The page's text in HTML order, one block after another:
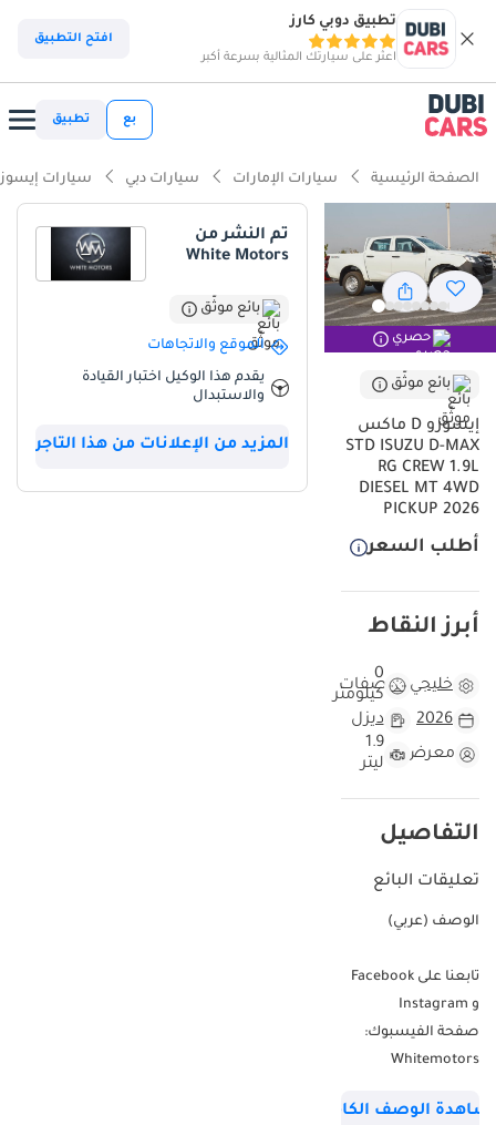
تطبيق دوبي كارز
اعثر على سيارتك المثالية بسرعة أكبر
افتح التطبيق
بع تطبيق
الصفحة الرئيسية سيارات الإمارات سيارات دبي سيارات
حصري
بائع موثّق
إيسوزو D ماكس
STD ISUZU D-MAX
RG CREW 1.9L
DIESEL MT 4WD
PICKUP 2026
أطلب السعر
أبرز النقاط
خليجي مواصفات
0
كيلومتر
2026
ديزل
معرض
1.9
ليتر
التفاصيل
تعليقات البائع
الوصف (عربي)
تابعنا على Facebook
و Instagram
صفحة الفيسبوك:
Whitemotors
WhitemotorsFZE
الوصف الكامل
تم النشر من
White Motors
بائع موثّق
الموقع والاتجاهات
يقدم هذا الوكيل اختبار القيادة
والاستبدال
المزيد من الإعلانات من هذا التاجر